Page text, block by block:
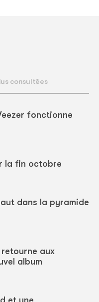
consultées
fonctionne
la fin octobre
dans la pyramide
aux
album
et une